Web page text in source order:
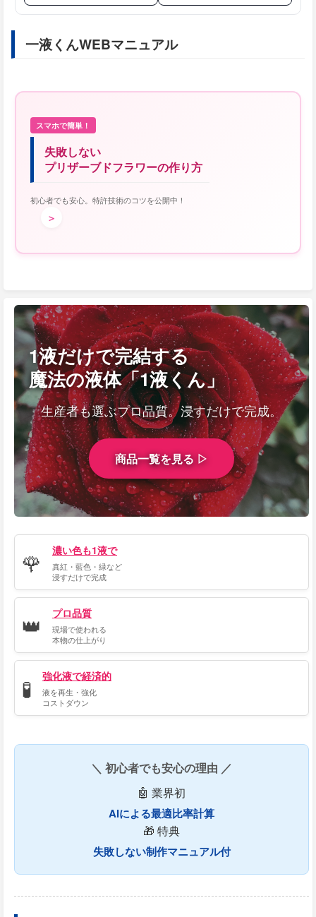
一液くんWEBマニュアル
スマホで簡単！
失敗しない
プリザーブドフラワーの作り方
初心者でも安心。特許技術のコツを公開中！
＞
1液だけで完結する
魔法の液体「1液くん」
生産者も選ぶプロ品質。浸すだけで完成。
商品一覧を見る ▷
🌹 濃い色も1液で
真紅・藍色・緑など
浸すだけで完成
👑 プロ品質
現場で使われる
本物の仕上がり
🧪 強化液で経済的
液を再生・強化
コストダウン
＼ 初心者でも安心の理由 ／
🤖 業界初
AIによる最適比率計算
🎁 特典
失敗しない制作マニュアル付